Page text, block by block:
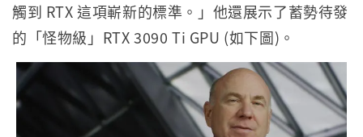
觸到 RTX 這項嶄新的標準。」他還展示了蓄勢待發
的「怪物級」RTX 3090 Ti GPU (如下圖)。